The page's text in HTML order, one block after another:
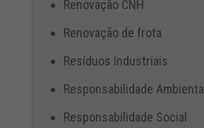
Renovação CNH
Renovação de frota
Resíduos Industriais
Responsabilidade Ambiental
Responsabilidade Social